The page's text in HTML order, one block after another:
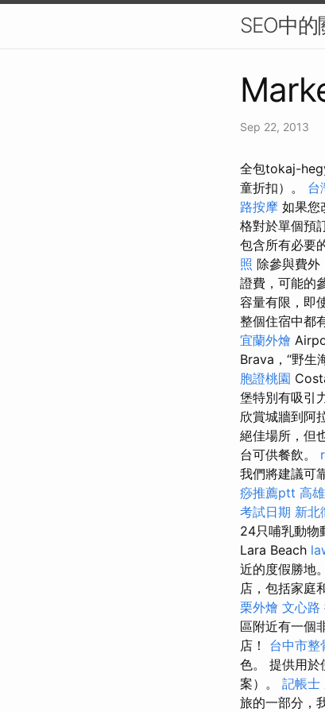
SEO中
Sep 22, 2013
全包tokaj-
童折扣）。 台
路按摩 如果您
格對於單個預
包含所有必要
照 除參與費外
證費，可能的
容量有限，即
整個住宿中都
宜蘭外燴
Brava，“野生
胞證桃園
堡特別有吸引
欣賞城牆到阿
絕佳場所，但
台可供餐飲。
我們將建議可
痧推薦ptt 高
考試日期 新北
24只哺乳動物
Lara Beach
近的度假勝地。
店，包括家庭
栗外燴 文心路
區附近有一個
店！ 台中市整
色。 提供用於
案）。 記帳士
旅的一部分，